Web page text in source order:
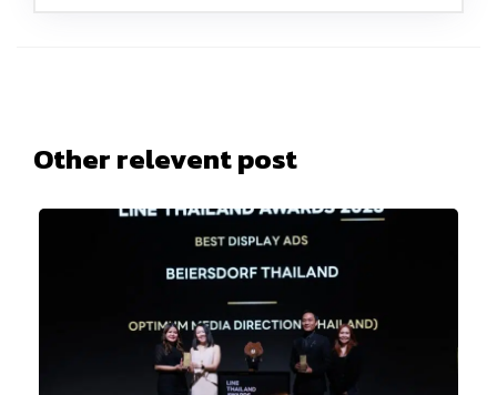
Other relevent post